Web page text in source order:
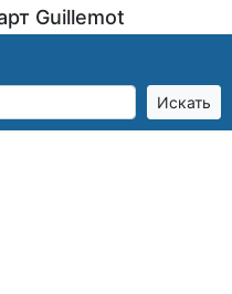
Guillemot